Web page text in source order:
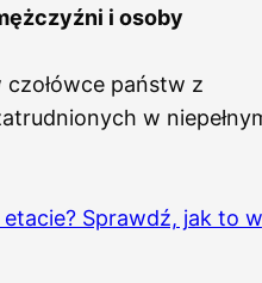
i osoby
czołówce państw z
w
Sprawdź, jak to